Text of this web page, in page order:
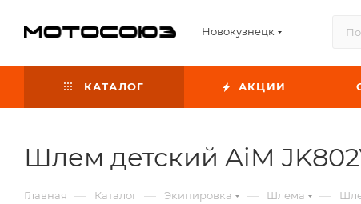
Новокузнецк
КАТАЛОГ АКЦИИ
Шлем детский AiM
Главная — Каталог — Экипировка — Шлема —